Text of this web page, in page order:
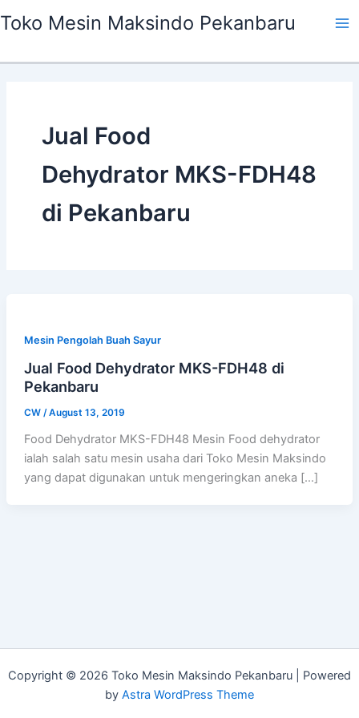
to
Toko Mesin Maksindo Pekanbaru
Jual Food
Dehydrator MKS-FDH48
di Pekanbaru
Mesin Pengolah Buah Sayur
Jual Food Dehydrator MKS-FDH48 di
Pekanbaru
CW /August 13, 2019
Food Dehydrator MKS-FDH48 Mesin Food dehydrator
ialah salah satu mesin usaha dari Toko Mesin Maksindo
yang dapat digunakan untuk mengeringkan aneka […]
Copyright © 2026 Toko Mesin Maksindo Pekanbaru | Powered
by Astra WordPress Theme